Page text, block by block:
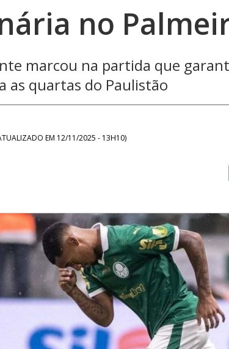
no
marcou na partida que
as quartas do Paulistão
EM 12/11/2025 - 13H10)